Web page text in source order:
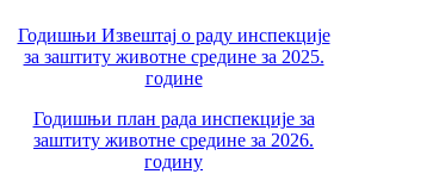
Годишњи Извештај о раду инспекције
за заштиту животне средине за 2025.
године
Годишњи план рада инспекције за
заштиту животне средине за 2026.
годину